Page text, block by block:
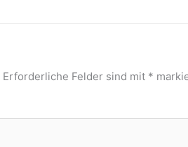
Erforderliche Felder sind mit *